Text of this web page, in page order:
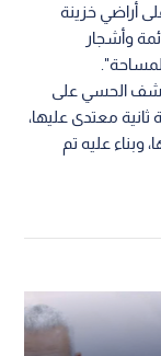
أراضي خزينة
وأشجار
الحسي على
معتدى عليها،
وبناء عليه تم